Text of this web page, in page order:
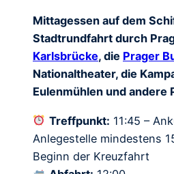
Mittagessen auf dem
Stadtrundfahrt durch
Karlsbrücke, die Prager
Nationaltheater, die
Eulenmühlen und andere
Treffpunkt: 11:45 –
Anlegestelle mindestens
Beginn der Kreuzfahrt